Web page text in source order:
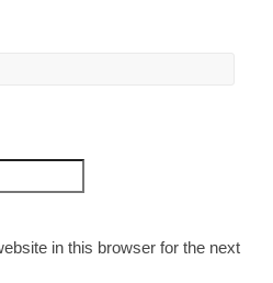
in this browser for the next